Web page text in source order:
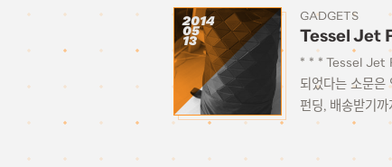
2014
05
13
GADGETS
Tessel Jet
* * * Tessel Jet
되었다는 소문
펀딩, 배송받기